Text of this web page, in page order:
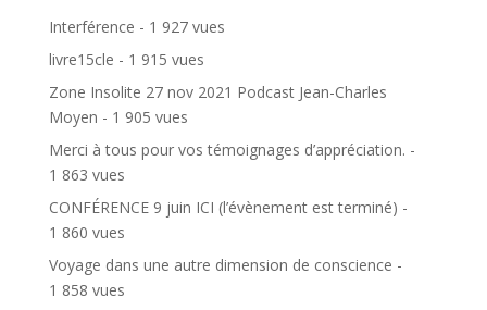
Interférence - 1 927 vues
livre15cle - 1 915 vues
Zone Insolite 27 nov 2021 Podcast Jean-Charles
Moyen - 1 905 vues
Merci à tous pour vos témoignages d’appréciation. -
1 863 vues
CONFÉRENCE 9 juin ICI (l’évènement est terminé) -
1 860 vues
Voyage dans une autre dimension de conscience -
1 858 vues